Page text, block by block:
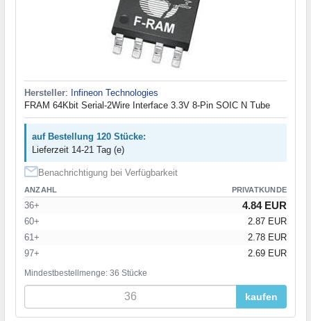
Hersteller: Infineon Technologies
FRAM 64Kbit Serial-2Wire Interface 3.3V 8-Pin SOIC N Tube
auf Bestellung 120 Stücke:
Lieferzeit 14-21 Tag (e)
Benachrichtigung bei Verfügbarkeit
ANZAHL PRIVATKUNDE
36+ 4.84 EUR
60+
2.87 EUR
61+
2.78 EUR
97+
2.69 EUR
Mindestbestellmenge: 36 Stücke
kaufen